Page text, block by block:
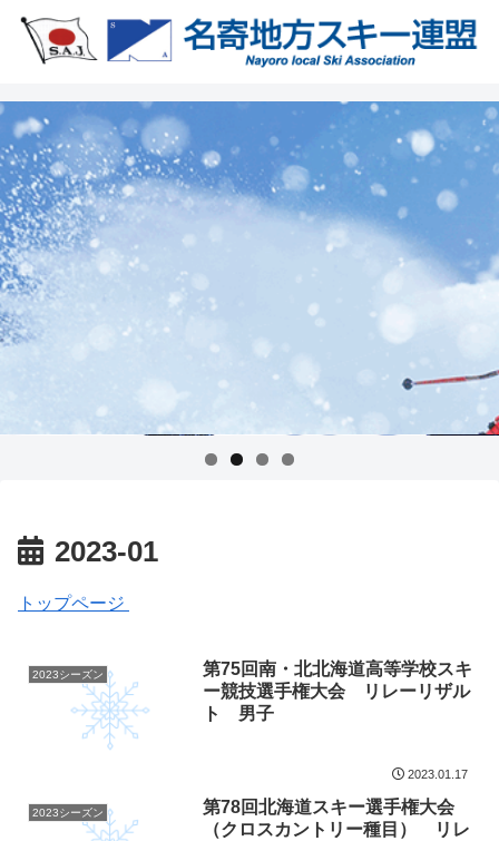
2023-01
トップページ
2023シーズン
第75回南・北北海道高等学校スキ
ー競技選手権大会 リレーリザル
ト 男子
2023.01.17
2023シーズン
第78回北海道スキー選手権大会
（クロスカントリー種目） リレ